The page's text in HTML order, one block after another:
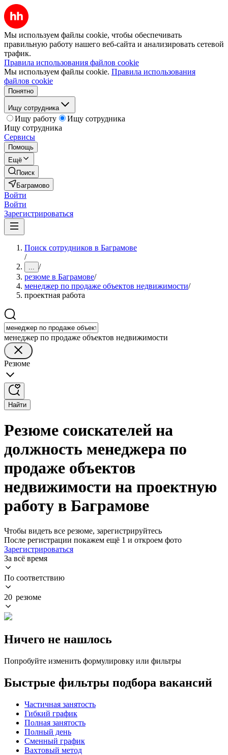
Мы используем файлы cookie, чтобы обеспечивать
правильную работу нашего веб-сайта и анализировать сетевой
трафик.
Правила использования файлов cookie
Мы используем файлы cookie. Правила использования
файлов cookie
Понятно
Ищу сотрудника
Ищу работу
Ищу сотрудника
Ищу сотрудника
Сервисы
Помощь
Ещё
Поиск
Баграмово
Войти
Войти
Зарегистрироваться
Поиск сотрудников в Баграмове
/
... /
резюме в Баграмове/
менеджер по продаже объектов недвижимости/
проектная работа
менеджер по продаже объектов недвижимости
Резюме
Найти
Резюме соискателей на
должность менеджера по
продаже объектов
недвижимости на проектную
работу в Баграмове
Чтобы видеть все резюме, зарегистрируйтесь
После регистрации покажем ещё 1 и откроем фото
Зарегистрироваться
За всё время
По соответствию
20 резюме
Ничего не нашлось
Попробуйте изменить формулировку или фильтры
Быстрые фильтры подбора вакансий
Частичная занятость
Гибкий график
Полная занятость
Полный день
Сменный график
Вахтовый метод